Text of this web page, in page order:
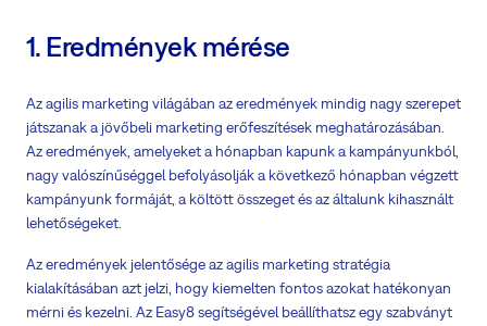
1. Eredmények mérése
Az agilis marketing világában az eredmények mindig nagy szerepet
játszanak a jövőbeli marketing erőfeszítések meghatározásában.
Az eredmények, amelyeket a hónapban kapunk a kampányunkból,
nagy valószínűséggel befolyásolják a következő hónapban végzett
kampányunk formáját, a költött összeget és az általunk kihasznált
lehetőségeket.
Az eredmények jelentősége az agilis marketing stratégia
kialakításában azt jelzi, hogy kiemelten fontos azokat hatékonyan
mérni és kezelni. Az Easy8 segítségével beállíthatsz egy szabványt